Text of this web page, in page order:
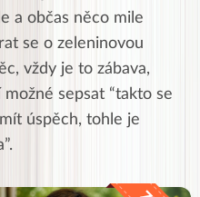
a občas něco mile
se o zeleninovou
vždy je to zábava,
sepsat “takto se
úspěch, tohle je